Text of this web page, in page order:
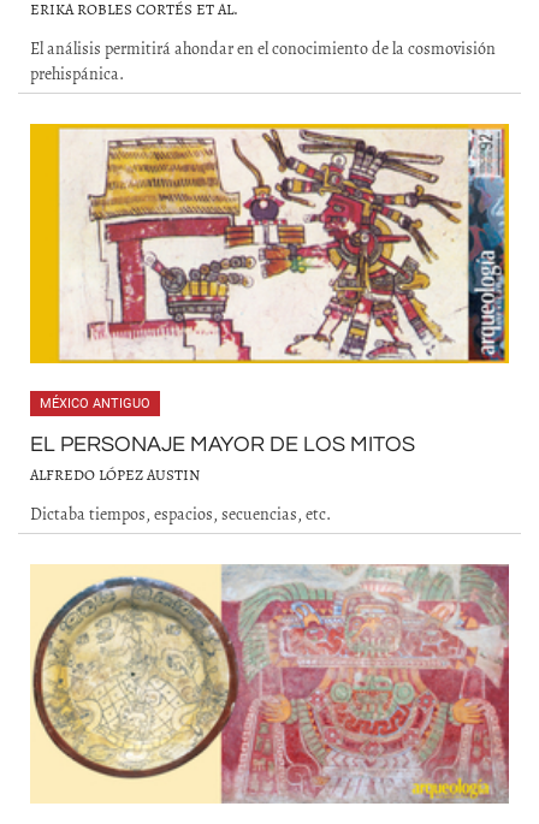
ERIKA ROBLES CORTÉS ET AL.
El análisis permitirá ahondar en el conocimiento de la cosmovisión
prehispánica.
MÉXICO ANTIGUO
EL PERSONAJE MAYOR DE LOS MITOS
ALFREDO LÓPEZ AUSTIN
Dictaba tiempos, espacios, secuencias, etc.